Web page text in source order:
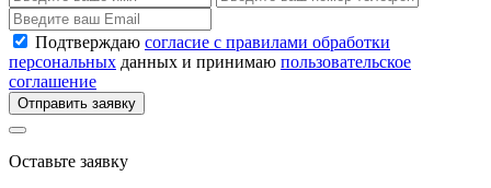
Подтверждаю согласие с правилами обработки
персональных данных и принимаю пользовательское
соглашение
Отправить заявку
Оставьте заявку